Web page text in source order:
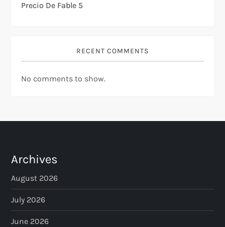
Precio De Fable 5
RECENT COMMENTS
No comments to show.
Archives
August 2026
July 2026
June 2026